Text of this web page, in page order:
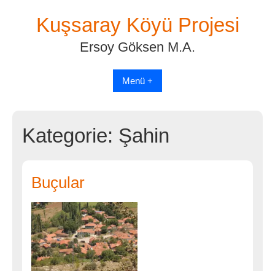
Kuşsaray Köyü Projesi
Ersoy Göksen M.A.
Menü +
Kategorie: Şahin
Buçular